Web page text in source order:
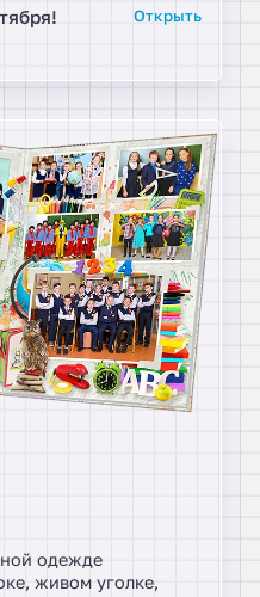
вопросы.
фотографий
пространстве.
Открыть
одежде
живом уголке,